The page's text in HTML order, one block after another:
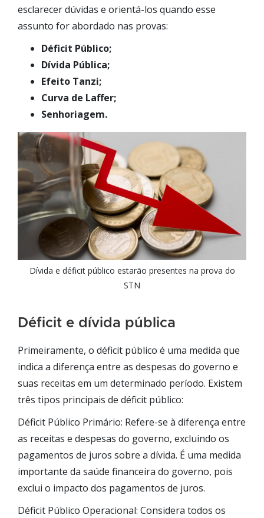
esclarecer dúvidas e orientá-los quando esse
assunto for abordado nas provas:
Déficit Público;
Dívida Pública;
Efeito Tanzi;
Curva de Laffer;
Senhoriagem.
Dívida e déficit público estarão presentes na prova do
STN
Déficit e dívida pública
Primeiramente, o déficit público é uma medida que
indica a diferença entre as despesas do governo e
suas receitas em um determinado período. Existem
três tipos principais de déficit público:
Déficit Público Primário: Refere-se à diferença entre
as receitas e despesas do governo, excluindo os
pagamentos de juros sobre a dívida. É uma medida
importante da saúde financeira do governo, pois
exclui o impacto dos pagamentos de juros.
Déficit Público Operacional: Considera todos os